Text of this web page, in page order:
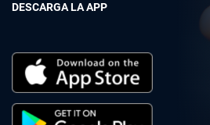
DESCARGA LA APP